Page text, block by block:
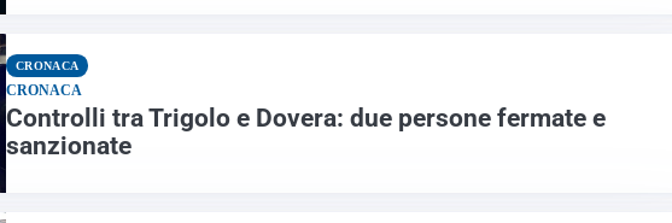
CRONACA
CRONACA
Controlli tra Trigolo e Dovera: due persone fermate e
sanzionate